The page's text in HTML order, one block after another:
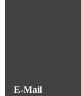
E-Mail